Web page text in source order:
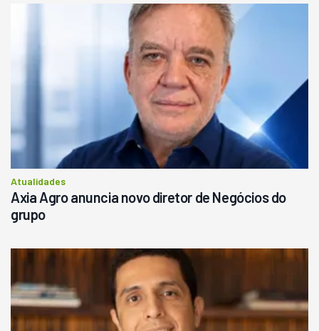
Atualidades
Axia Agro anuncia novo diretor de Negócios do
grupo